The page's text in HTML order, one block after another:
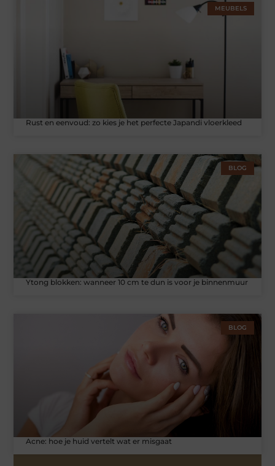
MEUBELS
Rust en eenvoud: zo kies je het perfecte Japandi vloerkleed
BLOG
Ytong blokken: wanneer 10 cm te dun is voor je binnenmuur
BLOG
Acne: hoe je huid vertelt wat er misgaat